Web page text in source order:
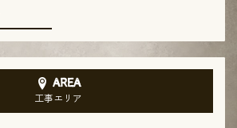
AREA
工事エリア